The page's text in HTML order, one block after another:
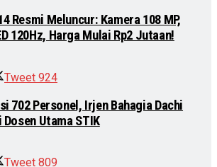
Resmi Meluncur: Kamera 108 MP,
120Hz, Harga Mulai Rp2 Jutaan!
Tweet 924
702 Personel, Irjen Bahagia Dachi
Utama STIK
Tweet 809